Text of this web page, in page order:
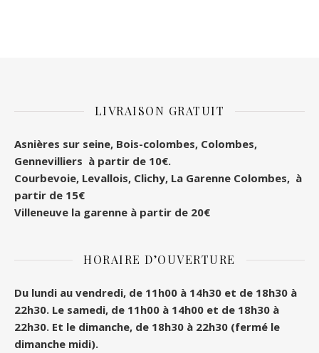
LIVRAISON GRATUIT
Asnières sur seine, Bois-colombes, Colombes,
Gennevilliers à partir de 10€.
Courbevoie, Levallois, Clichy, La Garenne Colombes, à
partir de 15€
Villeneuve la garenne à partir de 20€
HORAIRE D’OUVERTURE
Du lundi au vendredi, de 11h00 à 14h30 et de 18h30 à
22h30. Le samedi, de 11h00 à 14h00 et de 18h30 à
22h30. Et le dimanche, de 18h30 à 22h30 (fermé le
dimanche midi).